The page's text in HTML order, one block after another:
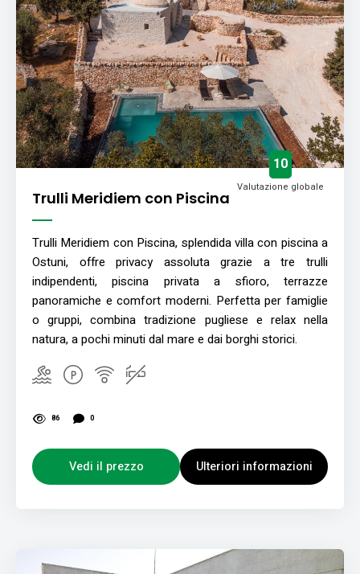
Trulli Meridiem con Piscina
10
Valutazione globale
Trulli Meridiem con Piscina, splendida villa con piscina a
Ostuni, offre privacy assoluta grazie a tre trulli
indipendenti, piscina privata a sfioro, terrazze
panoramiche e comfort moderni. Perfetta per famiglie
o gruppi, combina tradizione pugliese e relax nella
natura, a pochi minuti dal mare e dai borghi storici.
86 0
Vedi il prezzo Ulteriori informazioni